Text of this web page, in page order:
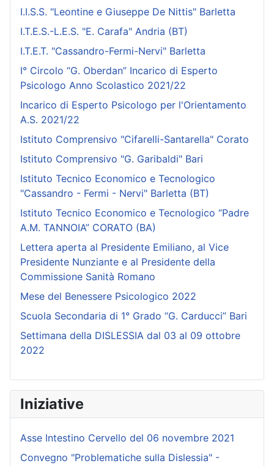
I.I.S.S. "Leontine e Giuseppe De Nittis" Barletta
I.T.E.S.-L.E.S. "E. Carafa" Andria (BT)
I.T.E.T. "Cassandro-Fermi-Nervi" Barletta
I° Circolo “G. Oberdan” Incarico di Esperto
Psicologo Anno Scolastico 2021/22
Incarico di Esperto Psicologo per l'Orientamento
A.S. 2021/22
Istituto Comprensivo "Cifarelli-Santarella" Corato
Istituto Comprensivo "G. Garibaldi" Bari
Istituto Tecnico Economico e Tecnologico
"Cassandro - Fermi - Nervi" Barletta (BT)
Istituto Tecnico Economico e Tecnologico “Padre
A.M. TANNOIA” CORATO (BA)
Lettera aperta al Presidente Emiliano, al Vice
Presidente Nunziante e al Presidente della
Commissione Sanità Romano
Mese del Benessere Psicologico 2022
Scuola Secondaria di 1° Grado “G. Carducci” Bari
Settimana della DISLESSIA dal 03 al 09 ottobre
2022
Iniziative
Asse Intestino Cervello del 06 novembre 2021
Convegno "Problematiche sulla Dislessia" -